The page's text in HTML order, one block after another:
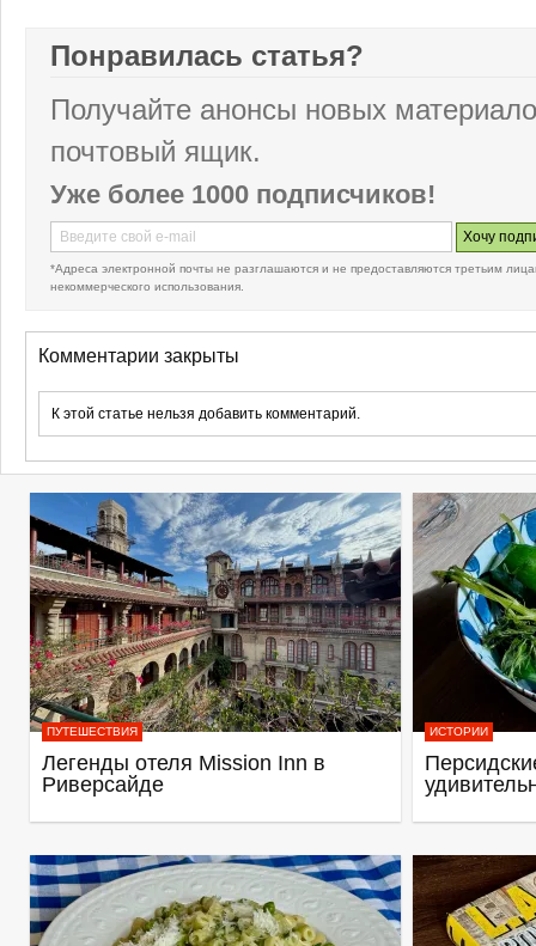
Понравилась статья?
Получайте анонсы новых
почтовый ящик.
Уже более 1000 подписчиков!
*Адреса электронной почты не разглашаются и не предоставляются третьим
некоммерческого использования.
Комментарии закрыты
К этой статье нельзя добавить комментарий.
ПУТЕШЕСТВИЯ
Легенды отеля Mission Inn в
Риверсайде
ИСТОРИИ